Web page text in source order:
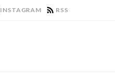
INSTAGRAM RSS